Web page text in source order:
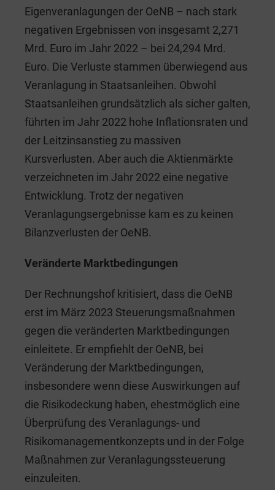
Eigenveranlagungen der OeNB – nach stark
negativen Ergebnissen von insgesamt 2,271
Mrd. Euro im Jahr 2022 – bei 24,294 Mrd.
Euro. Die Verluste stammen überwiegend aus
Veranlagung in Staatsanleihen. Obwohl
Staatsanleihen grundsätzlich als sicher galten,
führten im Jahr 2022 hohe Inflationsraten und
der Leitzinsanstieg zu massiven
Kursverlusten. Aber auch die Aktienmärkte
verzeichneten im Jahr 2022 eine negative
Entwicklung. Trotz der negativen
Veranlagungsergebnisse kam es zu keinen
Bilanzverlusten der OeNB.
Veränderte Marktbedingungen
Der Rechnungshof kritisiert, dass die OeNB
erst im März 2023 Steuerungsmaßnahmen
gegen die veränderten Marktbedingungen
einleitete. Er empfiehlt der OeNB, bei
Veränderung der Marktbedingungen,
insbesondere wenn diese Auswirkungen auf
die Risikodeckung haben, ehestmöglich eine
Überprüfung des Veranlagungs- und
Risikomanagementkonzepts und in der Folge
Maßnahmen zur Veranlagungssteuerung
einzuleiten.